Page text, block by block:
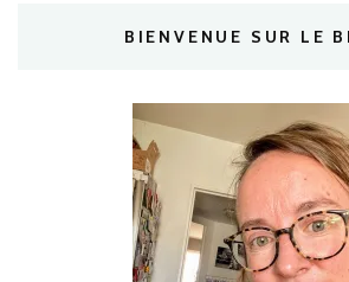
BIENVENUE SUR LE